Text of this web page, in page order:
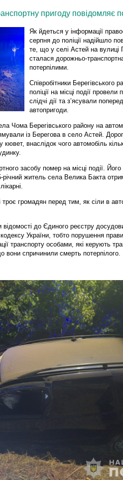
пригоду повідомляє
Як йдеться у інформації
серпня до поліції надійшло
те, що у селі Астей на вулиці
сталася дорожньо-
потерпілими.
Співробітники Берегівського
поліції на місці події провели
слідчі дії та з’ясували
автопригоди.
Чома Берегівського району на
із Берегова в село Астей.
кювет, внаслідок чого автомобіль
засобу помер на місці події.
річний житель села Велика Бакта
троє громадян перед тим, як сіли в
до Єдиного реєстру
України, тобто порушення
транспорту особами, які керують
вони спричинили смерть потерпілого.